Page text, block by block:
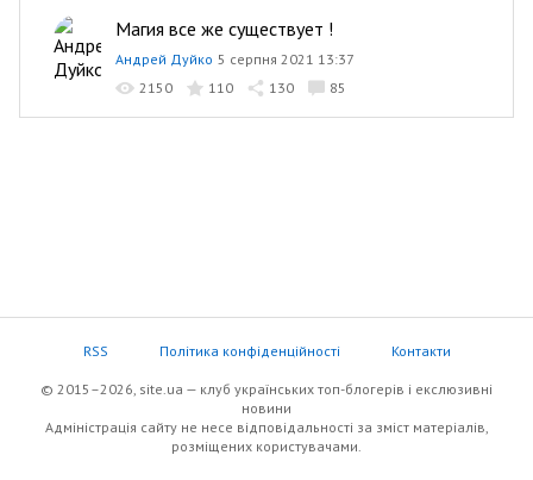
Магия все же существует !
Андрей Дуйко 5 серпня 2021 13:37
2150
110 130 85
RSS Політика конфіденційності Контакти
© 2015–2026, site.ua — клуб українських топ-блогерів i екслюзивнi
новини
Адміністрація сайту не несе відповідальності за зміст матеріалів,
розміщених користувачами.